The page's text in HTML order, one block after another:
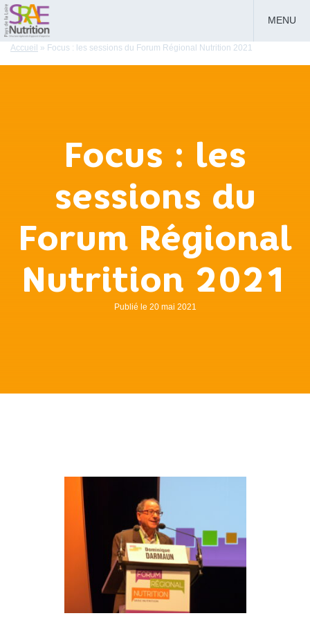
MENU
Accueil » Focus : les sessions du Forum Régional Nutrition 2021
Focus : les
sessions du
Forum Régional
Nutrition 2021
Publié le 20 mai 2021